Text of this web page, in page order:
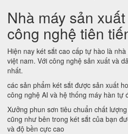
Nhà máy sản
công nghệ tiên
Hiện nay két sắt cao cấp tự hào là
việt nam. Với công nghệ sản xuất và
nhất.
các sản phẩm két sắt được sản xuất
công nghệ AI và hệ thống máy hàn tự
Xưởng phun sơn tiêu chuẩn chất
cũng như bên trong két sắt của bạn
và độ bền cực cao